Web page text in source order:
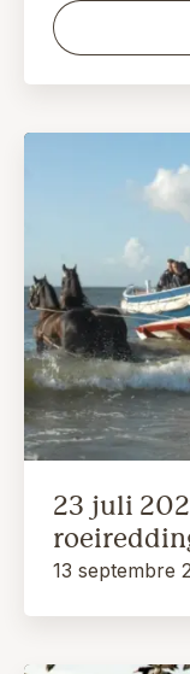
23 juli
13 septembre